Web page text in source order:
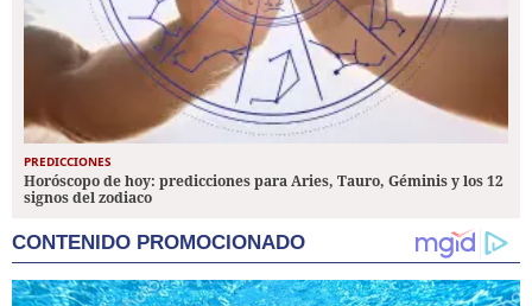
PREDICCIONES
Horóscopo de hoy: predicciones para Aries, Tauro, Géminis y los 12
signos del zodiaco
CONTENIDO PROMOCIONADO